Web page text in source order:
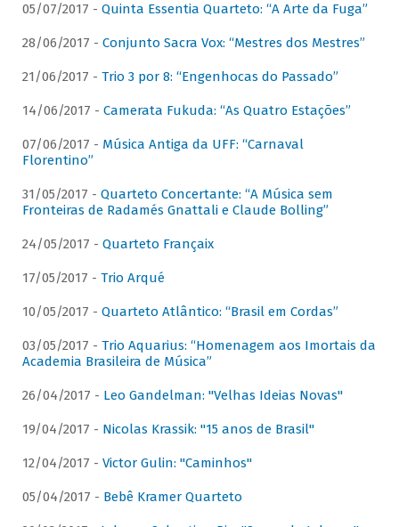
05/07/2017 - Quinta Essentia Quarteto: “A Arte da Fuga”
28/06/2017 - Conjunto Sacra Vox: “Mestres dos Mestres”
21/06/2017 - Trio 3 por 8: “Engenhocas do Passado”
14/06/2017 - Camerata Fukuda: “As Quatro Estações”
07/06/2017 - Música Antiga da UFF: “Carnaval
Florentino”
31/05/2017 - Quarteto Concertante: “A Música sem
Fronteiras de Radamés Gnattali e Claude Bolling”
24/05/2017 - Quarteto Françaix
17/05/2017 - Trio Arqué
10/05/2017 - Quarteto Atlântico: “Brasil em Cordas”
03/05/2017 - Trio Aquarius: “Homenagem aos Imortais da
Academia Brasileira de Música”
26/04/2017 - Leo Gandelman: "Velhas Ideias Novas"
19/04/2017 - Nicolas Krassik: "15 anos de Brasil"
12/04/2017 - Victor Gulin: "Caminhos"
05/04/2017 - Bebê Kramer Quarteto